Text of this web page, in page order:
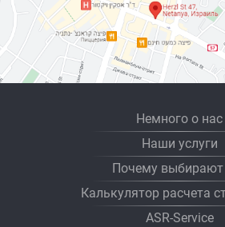
Немного о нас
Наши услуги
Почему выбирают
Калькулятор расчета
ASR-Service